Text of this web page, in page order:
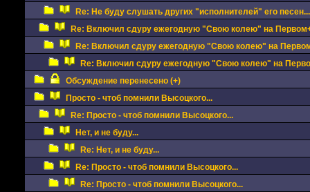
Re: Не буду слушать других "исполнителей" его песен...
Re: Включил сдуру ежегодную "Свою колею" на
Re: Включил сдуру ежегодную "Свою колею" на
Re: Включил сдуру ежегодную "Свою колею" на
Обсуждение перенесено (+)
Просто - чтоб помнили Высоцкого...
Re: Просто - чтоб помнили Высоцкого...
Нет, и не буду...
Re: Нет, и не буду...
Re: Просто - чтоб помнили Высоцкого...
Re: Просто - чтоб помнили Высоцкого...